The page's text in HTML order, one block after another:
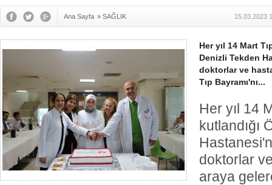
Erdoğan:
İtalyan
Ana Sayfa » SAĞLIK 15.03.2023
Her yıl 14 Mart
Denizli Tekden
doktorlar ve
Tıp Bayramı'nı...
Her yıl 14
kutlandığı
doktorlar
araya